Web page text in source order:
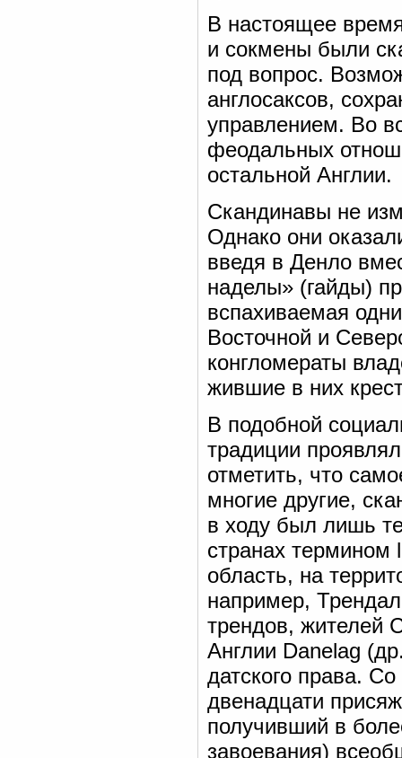
В настоящее
и сокмены были
под вопрос.
англосаксов,
управлением. Во
феодальных
остальной Англии.
Скандинавы не
Однако они
введя в Денло
наделы» (гайды)
вспахиваемая
Восточной и
конгломераты
жившие в них
В подобной
традиции
отметить, что
многие другие,
в ходу был лишь
странах термином
область, на
например,
трендов, жителей
Англии Danelag
датского права.
двенадцати
получивший в
завоевания)